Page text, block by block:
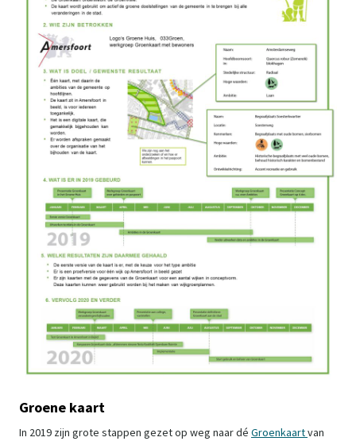
Groene kaart
In 2019 zijn grote stappen gezet op weg naar dé Groenkaartvan